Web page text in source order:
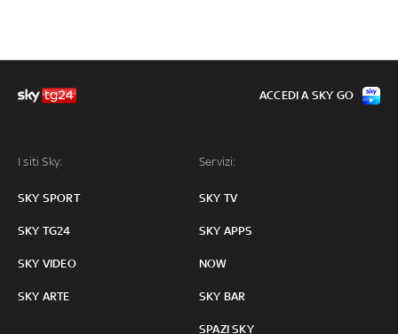
I siti Sky:
SKY SPORT
SKY TG24
SKY VIDEO
SKY ARTE
Servizi:
SKY TV
SKY APPS
NOW
SKY BAR
SPAZI SKY
ACCEDI A SKY GO